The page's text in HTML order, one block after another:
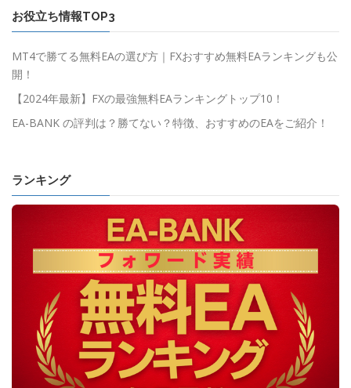
お役立ち情報TOP3
MT4で勝てる無料EAの選び方｜FXおすすめ無料EAランキングも公
開！
【2024年最新】FXの最強無料EAランキングトップ10！
EA-BANK の評判は？勝てない？特徴、おすすめのEAをご紹介！
ランキング